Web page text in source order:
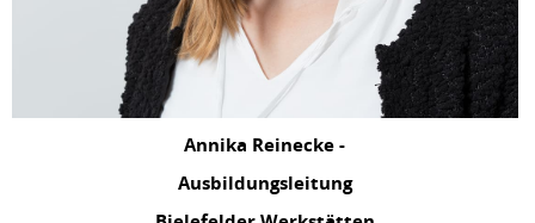
Annika Reinecke -
Ausbildungsleitung